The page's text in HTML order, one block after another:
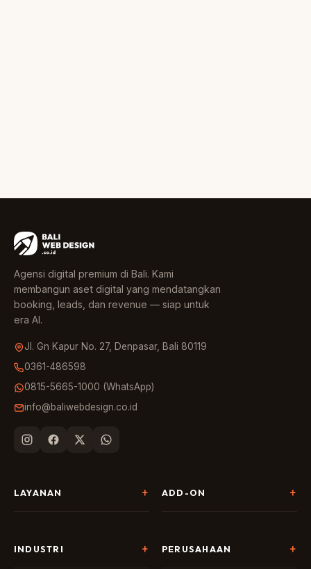
Agensi digital premium di Bali. Kami
membangun aset digital yang mendatangkan
booking, leads, dan revenue — siap untuk
era AI.
Jl. Gn Kapur No. 27, Denpasar, Bali 80119
0361-486598
0815-5665-1000 (WhatsApp)
info@baliwebdesign.co.id
LAYANAN
SEO & AI Search
ADD-ON
Chatbot & Live Chat
INDUSTRI PERUSAHAAN